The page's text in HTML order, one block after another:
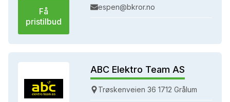
Få
pristilbud
espen@bkror.no
ABC Elektro Team AS
Trøskenveien 36 1712 Grålum